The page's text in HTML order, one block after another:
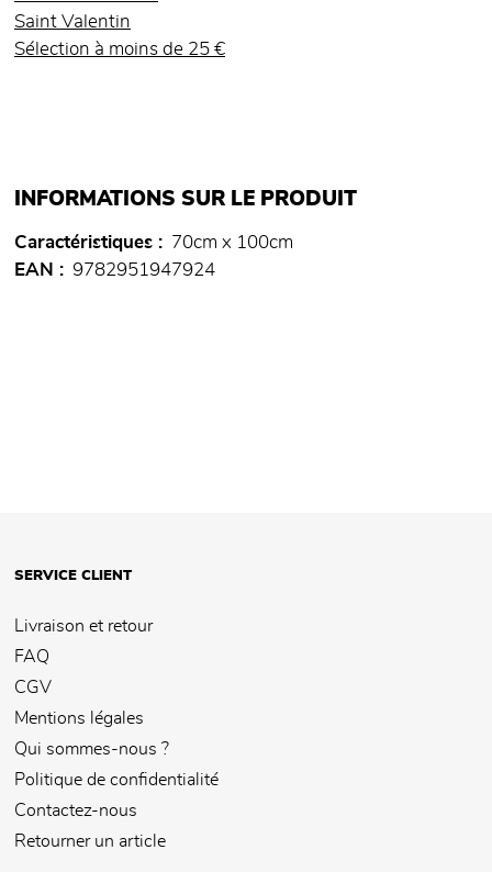
Saint Valentin
Sélection à moins de 25 €
INFORMATIONS SUR LE PRODUIT
Caractéristiques
70cm x 100cm
EAN
9782951947924
SERVICE CLIENT
Livraison et retour
FAQ
CGV
Mentions légales
Qui sommes-nous ?
Politique de confidentialité
Contactez-nous
Retourner un article